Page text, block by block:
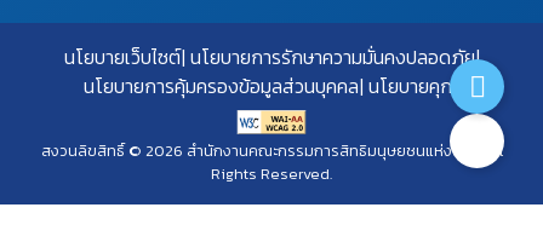
นโยบายเว็บไซต์ นโยบายการรักษาความมั่นคงปลอดภัย
นโยบายการคุ้มครองข้อมูลส่วนบุคคล นโยบายคุกกี้
สงวนลิขสิทธิ์ © 2026 สำนักงานคณะกรรมการสิทธิมนุษยชนแห่งชาติ. All
Rights Reserved.